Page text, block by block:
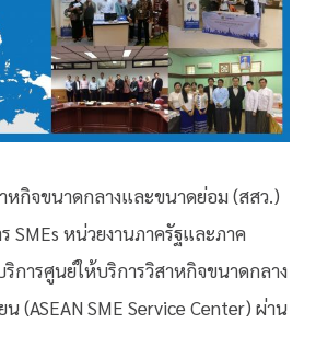
หกิจขนาดกลางและขนาดย่อม (สสว.)
SMEs หน่วยงานภาครัฐและภาค
ริการศูนย์ให้บริการวิสาหกิจขนาดกลาง
น (ASEAN SME Service Center) ผ่าน